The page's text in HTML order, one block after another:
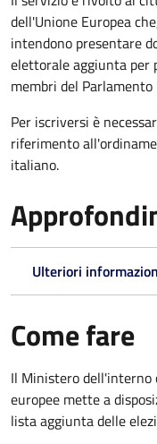
dell'Unione Europea
intendono presentare
elettorale aggiunta per
membri del
Per iscriversi è
riferimento
italiano.
Ulteriori
Come fare
Il Ministero dell'interno
europee mette a
lista aggiunta delle